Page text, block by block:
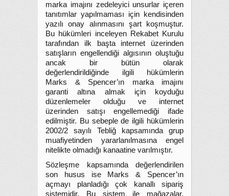
marka imajını zedeleyici unsurlar içeren
tanıtımlar yapılmaması için kendisinden
yazılı onay alınmasını şart koşmuştur.
Bu hükümleri inceleyen Rekabet Kurulu
tarafından ilk başta internet üzerinden
satışların engellendiği algısının oluştuğu
ancak bir bütün olarak
değerlendirildiğinde ilgili hükümlerin
Marks & Spencer’ın marka imajını
garanti altına almak için koyduğu
düzenlemeler olduğu ve internet
üzerinden satışı engellemediği ifade
edilmiştir. Bu sebeple de ilgili hükümlerin
2002/2 sayılı Tebliğ kapsamında grup
muafiyetinden yararlanılmasına engel
nitelikte olmadığı kanaatine varılmıştır.
Sözleşme kapsamında değerlendirilen
son husus ise Marks & Spencer’ın
açmayı planladığı çok kanallı sipariş
sistemidir. Bu sistem ile mağazalar,